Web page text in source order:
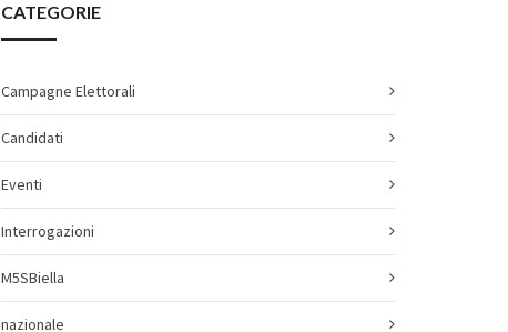
CATEGORIE
Campagne Elettorali
Candidati
Eventi
Interrogazioni
M5SBiella
nazionale